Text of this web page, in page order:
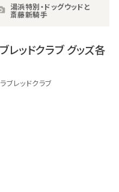
湯浜特別・ドッグウッドと
斎藤新騎手
レッドクラブ グッズ各
ブレッドクラブ